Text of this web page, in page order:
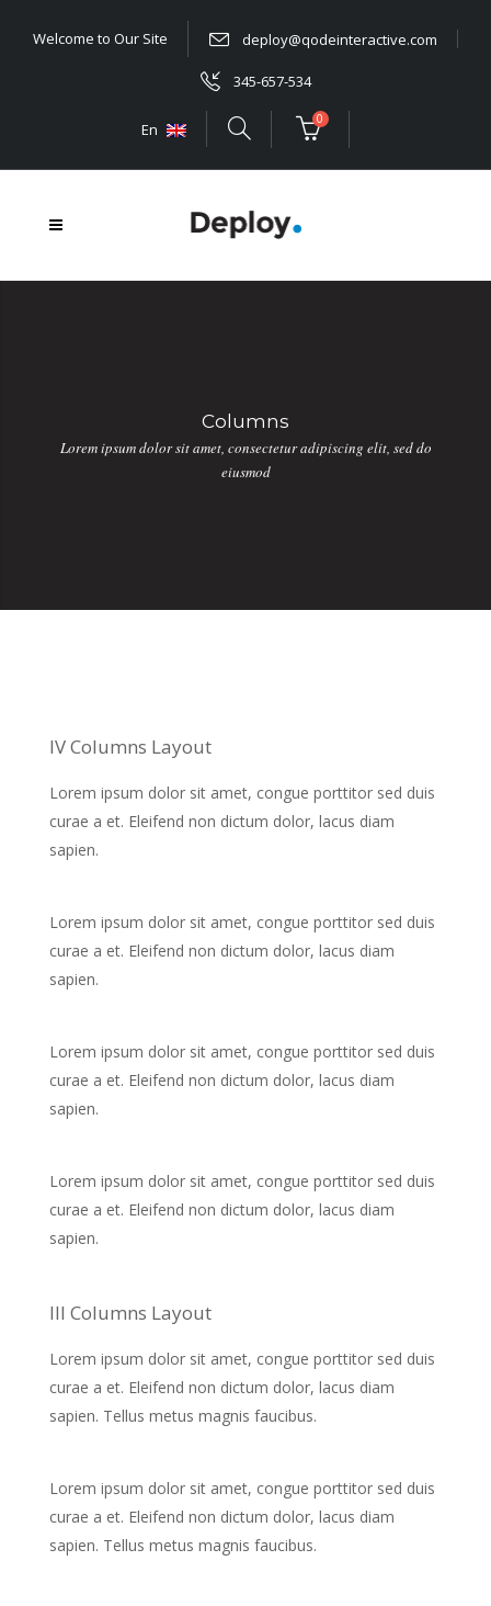
Welcome to Our Site deploy@qodeinteractive.com
345-657-534
En
0
Columns
Lorem ipsum dolor sit amet, consectetur adipiscing elit, sed do
eiusmod
IV Columns Layout
Lorem ipsum dolor sit amet, congue porttitor sed duis
curae a et. Eleifend non dictum dolor, lacus diam
sapien.
Lorem ipsum dolor sit amet, congue porttitor sed duis
curae a et. Eleifend non dictum dolor, lacus diam
sapien.
Lorem ipsum dolor sit amet, congue porttitor sed duis
curae a et. Eleifend non dictum dolor, lacus diam
sapien.
Lorem ipsum dolor sit amet, congue porttitor sed duis
curae a et. Eleifend non dictum dolor, lacus diam
sapien.
III Columns Layout
Lorem ipsum dolor sit amet, congue porttitor sed duis
curae a et. Eleifend non dictum dolor, lacus diam
sapien. Tellus metus magnis faucibus.
Lorem ipsum dolor sit amet, congue porttitor sed duis
curae a et. Eleifend non dictum dolor, lacus diam
sapien. Tellus metus magnis faucibus.